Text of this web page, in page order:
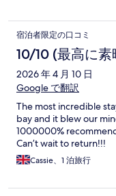
宿泊者限定の口コミ
10/10 (最高に
2026 年 4 月 10 日
Google で翻訳
The most incredible
bay and it blew our
1000000%
Can’t wait to return!!!
Cassie、1 泊旅行